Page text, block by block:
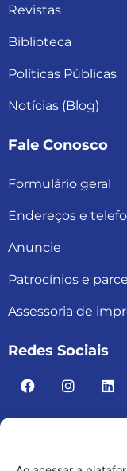
Revistas
Biblioteca
Políticas Públicas
Notícias (Blog)
Fale Conosco
Formulário geral
Endereços e
Anuncie
Patrocínios e
Assessoria de
Redes Sociais